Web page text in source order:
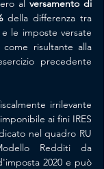
al versamento di
della differenza tra
le imposte versate
risultante alla
precedente
irrilevante
ai fini IRES
nel quadro RU
Redditi da
2020 e può